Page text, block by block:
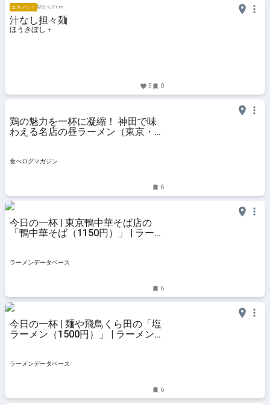
エキメシ！ 駅から51 m
汁なし担々麺
ほうきぼし＋
5 0
鶏の魅力を一杯に凝縮！ 神田で味
わえる名店の昼ラーメン（東京・神
食べログマガジン
6
今日の一杯 | 東京鴨中華そば店の
「鴨中華そば（1150円）」 | ラーメ
ラーメンデータベース
6
今日の一杯 | 麺や飛鳥くら田の「塩
ラーメン（1500円）」 | ラーメンデ
ラーメンデータベース
6